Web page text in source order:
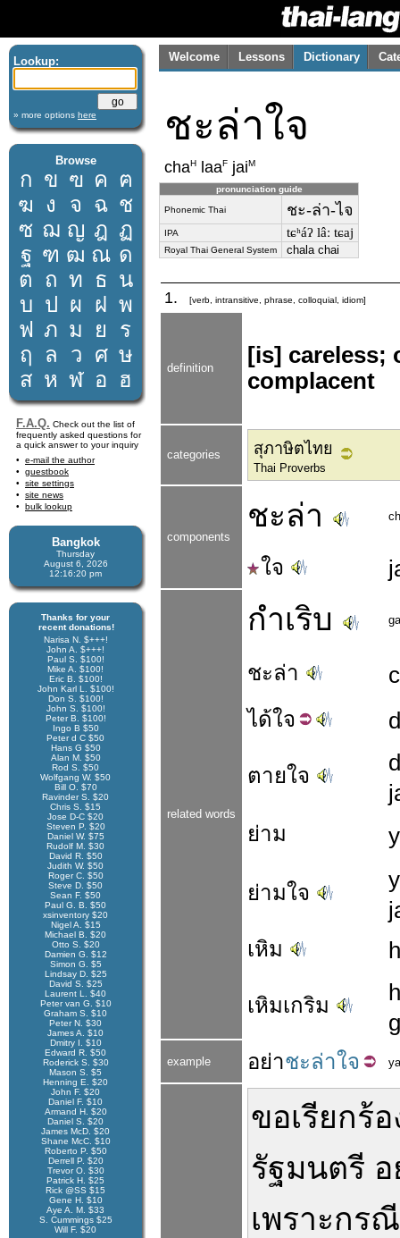
Lookup:
» more options here
Browse
ก ข ฃ ค ฅ
ฆ ง จ ฉ ช
ซ ฌ ญ ฎ ฏ
ฐ ฑ ฒ ณ ด
ต ถ ท ธ น
บ ป ผ ฝ พ
ฟ ภ ม ย
ร
ฤ
ล ว ศ ษ
ส ห ฬ อ ฮ
F.A.Q. Check out the list of
frequently asked questions for
a quick answer to your inquiry
e-mail the author
guestbook
site settings
site news
bulk lookup
Bangkok
Thursday
August 6, 2026
12:16:21 pm
Thanks for your
recent donations!
Narisa N. $+++!
John A. $+++!
Paul S. $100!
Mike A. $100!
Eric B. $100!
John Karl L. $100!
Don S. $100!
John S. $100!
Peter B. $100!
Ingo B $50
Peter d C $50
Hans G $50
Alan M. $50
Rod S. $50
Wolfgang W. $50
Bill O. $70
Ravinder S. $20
Chris S. $15
Jose D-C $20
Steven P. $20
Daniel W. $75
Rudolf M. $30
David R. $50
Judith W. $50
Roger C. $50
Steve D. $50
Sean F. $50
Paul G. B. $50
xsinventory $20
Nigel A. $15
Michael B. $20
Otto S. $20
Damien G. $12
Simon G. $5
Lindsay D. $25
David S. $25
Laurent L. $40
Peter van G. $10
Graham S. $10
Peter N. $30
James A. $10
Dmitry I. $10
Edward R. $50
Roderick S. $30
Mason S. $5
Henning E. $20
John F. $20
Daniel F. $10
Armand H. $20
Daniel S. $20
James McD. $20
Shane McC. $10
Roberto P. $50
Derrell P. $20
Trevor O. $30
Patrick H. $25
Rick @SS $15
Gene H. $10
Aye A. M. $33
S. Cummings $25
Will F. $20
Welcome Lessons Dictionary
ชะล่าใจ
chaH laaF jaiM
pronunciation guide
Phonemic Thai ชะ-ล่า-ไจ
IPA tɕʰáʔ lâː tɕaj
Royal Thai General System chala chai
1. [verb, intransitive, phrase, colloquial, idiom]
definition
[is] careless;
complacent
categories สุภาษิตไทย
Thai Proverbs
components
ชะล่า
ใจ
related words
กำเริบ
ชะล่า
ได้ใจ
ตายใจ
ย่าม
ย่ามใจ
เหิม
เหิมเกริม
example อย่าชะล่าใจ
ขอเรียกร้อ
รัฐมนตรี
เพราะกรณี